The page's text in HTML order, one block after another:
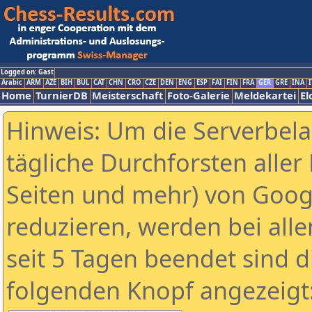
Logged on: Gast
Arabic ARM AZE BIH BUL CAT CHN CRO CZE DEN ENG ESP FAI FIN FRA GER GRE INA
Home TurnierDB Meisterschaft Foto-Galerie Meldekartei
Hinweis: Um die
tägliche Durchforsten aller
Seiten und mehr) von
reduzieren, werden bei
seit 5 Tagen beendet sind
folgenden Knopf